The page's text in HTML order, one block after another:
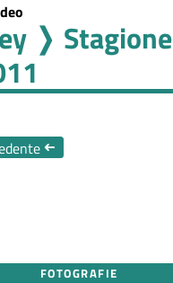
❭ Stagione
➜
FOTOGRAFIE